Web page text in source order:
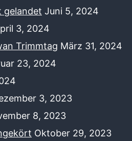
gelandet Juni 5, 2024
3, 2024
Trimmtag März 31, 2024
23, 2024
3, 2023
8, 2023
Oktober 29, 2023